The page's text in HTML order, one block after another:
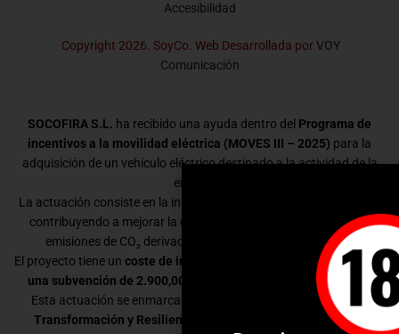
Accesibilidad
Copyright 2026. SoyCo. Web Desarrollada porVOY
Comunicación
SOCOFIRA S.L. ha recibido una ayuda dentro del Programa de
incentivos a la movilidad eléctrica (MOVES III – 2025) para la
adquisición de un vehículo eléctrico destinado a la actividad de la
empresa.
La actuación consiste en la incorporación de un vehículo eléctrico,
contribuyendo a mejorar la eficiencia energética y a reducir las
emisiones de CO₂ derivadas de la movilidad empresarial.
El proyecto tiene un coste de inversión de 39.499,03 €
y ha recibido
una subvención de 2.900,00 €
dentro del programa MOVES III.
Esta actuación se enmarca dentro del
Plan de Recuperación,
Transformación y Resiliencia
y está financiada por laUnión